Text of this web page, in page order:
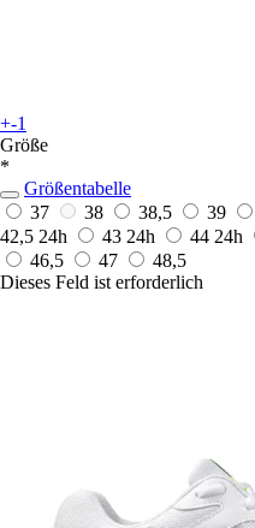
+-1
Größe
*
Größentabelle
37
38 38,5 39
42,5 24h 43 24h 44 24h
46,5
47
48,5
Dieses Feld ist erforderlich